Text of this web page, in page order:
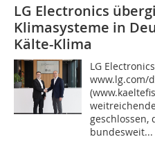
LG Electronics
Klimasysteme in
Kälte-Klima
LG
www.lg.com/
bundesweit...